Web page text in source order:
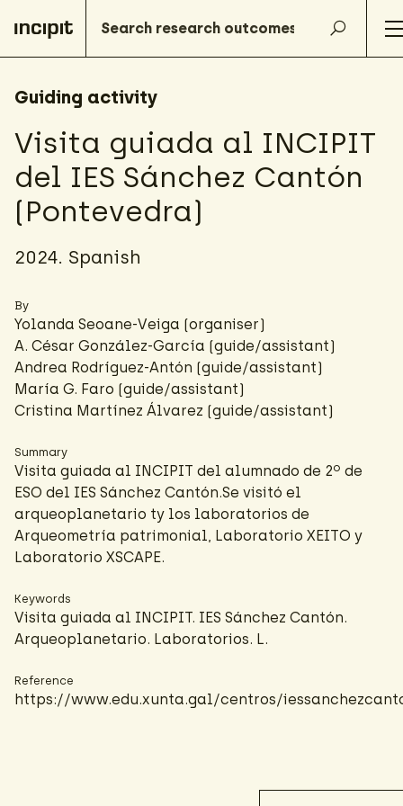
Guiding activity
Visita guiada al INCIPIT
del IES Sánchez Cantón
(Pontevedra)
2024. Spanish
By
Yolanda Seoane-Veiga (organiser)
A. César González-García (guide/assistant)
Andrea Rodríguez-Antón (guide/assistant)
María G. Faro (guide/assistant)
Cristina Martínez Álvarez (guide/assistant)
Summary
Visita guiada al INCIPIT del alumnado de 2º de
ESO del IES Sánchez Cantón.Se visitó el
arqueoplanetario ty los laboratorios de
Arqueometría patrimonial, Laboratorio XEITO y
Laboratorio XSCAPE.
Keywords
Visita guiada al INCIPIT. IES Sánchez Cantón.
Arqueoplanetario. Laboratorios. L.
Reference
https://www.edu.xunta.gal/centros/